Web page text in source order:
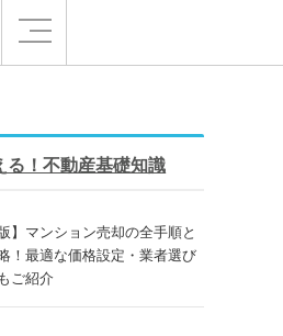
る！不動産基礎知識
】マンション売却の全手順と
！最適な価格設定・業者選び
ご紹介